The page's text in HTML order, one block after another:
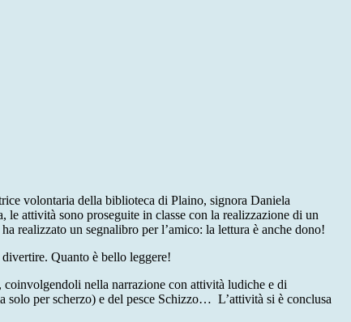
volontaria della biblioteca di Plaino, signora Daniela
attività sono proseguite in classe con la realizzazione di un
realizzato un segnalibro per l’amico: la lettura è anche dono!
Quanto è bello leggere!
nella narrazione con attività ludiche e di
solo per scherzo) e del pesce Schizzo… L’attività si è conclusa